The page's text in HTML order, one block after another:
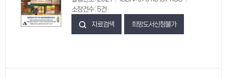
소장건수 : 5건
자료검색 희망도서신청불가